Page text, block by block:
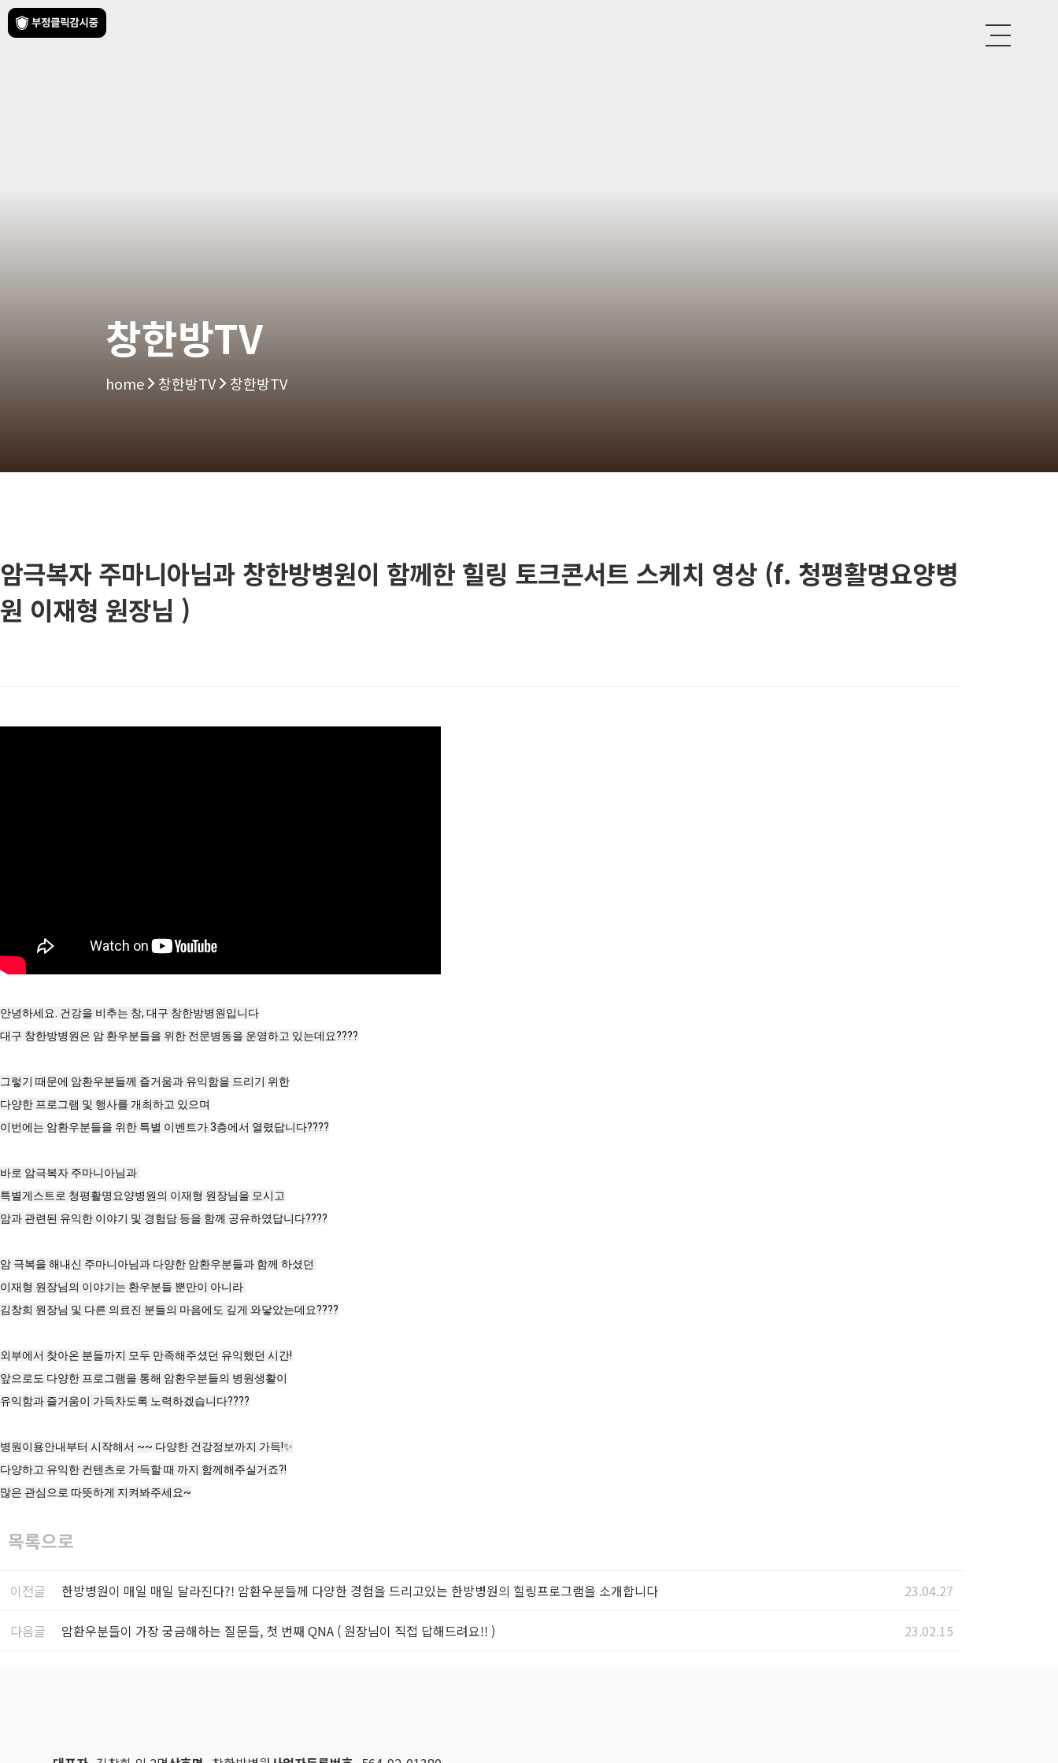
창한방TV
home 창한방TV 창한방TV
암극복자 주마니아님과 창한방병원이 함께한 힐링 토크콘서트 스케치 영상 (f. 청평활명요양병
원 이재형 원장님 )
안녕하세요. 건강을 비추는 창, 대구 창한방병원입니다
대구 창한방병원은 암 환우분들을 위한 전문병동을 운영하고 있는데요????
그렇기 때문에 암환우분들께 즐거움과 유익함을 드리기 위한
다양한 프로그램 및 행사를 개최하고 있으며
이번에는 암환우분들을 위한 특별 이벤트가 3층에서 열렸답니다????
바로 암극복자 주마니아님과
특별게스트로 청평활명요양병원의 이재형 원장님을 모시고
암과 관련된 유익한 이야기 및 경험담 등을 함께 공유하였답니다????
암 극복을 해내신 주마니아님과 다양한 암환우분들과 함께 하셨던
이재형 원장님의 이야기는 환우분들 뿐만이 아니라
김창희 원장님 및 다른 의료진 분들의 마음에도 깊게 와닿았는데요????
외부에서 찾아온 분들까지 모두 만족해주셨던 유익했던 시간!
앞으로도 다양한 프로그램을 통해 암환우분들의 병원생활이
유익함과 즐거움이 가득차도록 노력하겠습니다????
병원이용안내부터 시작해서 ~~ 다양한 건강정보까지 가득!✨
다양하고 유익한 컨텐츠로 가득할 때 까지 함께해주실거죠?!
많은 관심으로 따뜻하게 지켜봐주세요~
목록으로
이전글 한방병원이 매일 매일 달라진다?! 암환우분들께 다양한 경험을 드리고있는 한방병원의 힐링프로그램을 소개합니다 23.04.27
다음글 암환우분들이 가장 궁금해하는 질문들, 첫 번째 QNA ( 원장님이 직접 답해드려요!! ) 23.02.15